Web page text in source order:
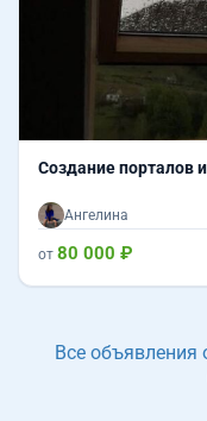
Создание порталов
Ангелина
от 80 000 ₽
Все объявления